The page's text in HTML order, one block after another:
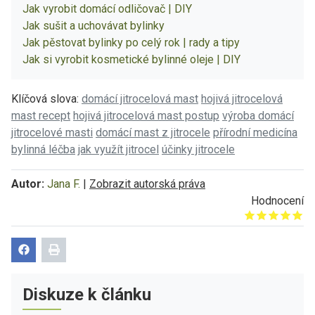
Jak vyrobit domácí odličovač | DIY
Jak sušit a uchovávat bylinky
Jak pěstovat bylinky po celý rok | rady a tipy
Jak si vyrobit kosmetické bylinné oleje | DIY
Klíčová slova: domácí jitrocelová mast hojivá jitrocelová
mast recept hojivá jitrocelová mast postup výroba domácí
jitrocelové masti domácí mast z jitrocele přírodní medicína
bylinná léčba jak využít jitrocel účinky jitrocele
Autor: Jana F. | Zobrazit autorská práva
Hodnocení
Give it 1/5
Give it 2/5
Give it 3/5
Give it 4/5
Give it 5/5
Diskuze k článku